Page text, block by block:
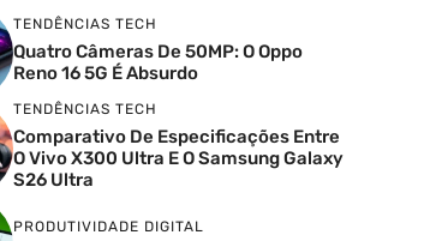
TENDÊNCIAS TECH
Quatro Câmeras De 50MP: O Oppo
Reno 16 5G É Absurdo
TENDÊNCIAS TECH
Comparativo De Especificações Entre
O Vivo X300 Ultra E O Samsung Galaxy
S26 Ultra
PRODUTIVIDADE DIGITAL